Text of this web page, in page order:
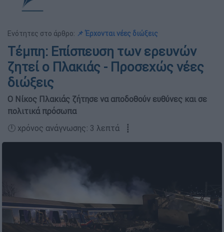
Ενότητες στο άρθρο: 📌 Έρχονται νέες διώξεις
Τέμπη: Επίσπευση των ερευνών
ζητεί ο Πλακιάς - Προσεχώς νέες
διώξεις
Ο Νίκος Πλακιάς ζήτησε να αποδοθούν ευθύνες και σε
πολιτικά πρόσωπα
🕛 χρόνος ανάγνωσης: 3 λεπτά ┋